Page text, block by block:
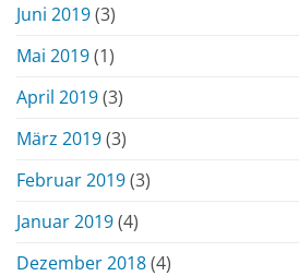
Juni 2019(3)
Mai 2019(1)
April 2019(3)
März 2019(3)
Februar 2019(3)
Januar 2019(4)
Dezember 2018(4)